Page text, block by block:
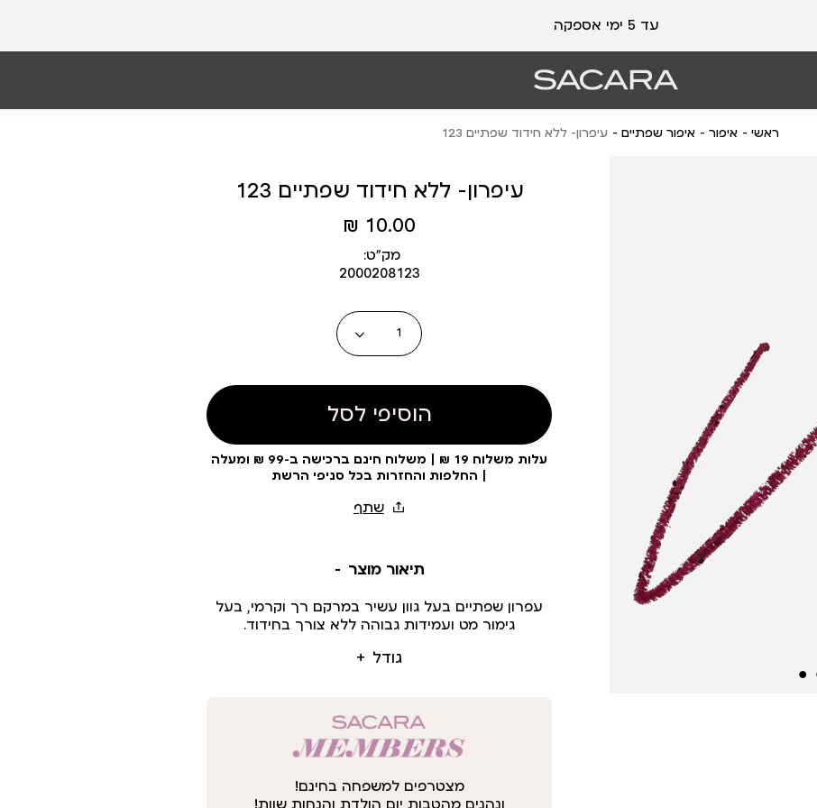
עד 5 ימי אספקה
ראשי איפור איפור שפתיים עיפרון- ללא חידוד שפתיים 123
עיפרון- ללא חידוד שפתיים 123
מחיר
מוצר
10.00 ₪
מק״ט:
2000208123
כמות
הוסיפי לסל
עלות משלוח 19 ₪ | משלוח חינם ברכישה ב-99 ₪ ומעלה
| החלפות והחזרות בכל סניפי הרשת
תיאור מוצר
גודל
עפרון שפתיים בעל גוון עשיר במרקם רך וקרמי, בעל
גימור מט ועמידות גבוהה ללא צורך בחידוד.
מצטרפים למשפחה בחינם!
ונהנים מהטבות יום הולדת והנחות שוות!